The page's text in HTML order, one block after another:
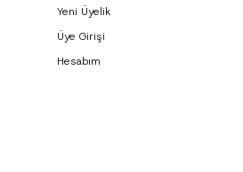
Yeni Üyelik
Üye Girişi
Hesabım